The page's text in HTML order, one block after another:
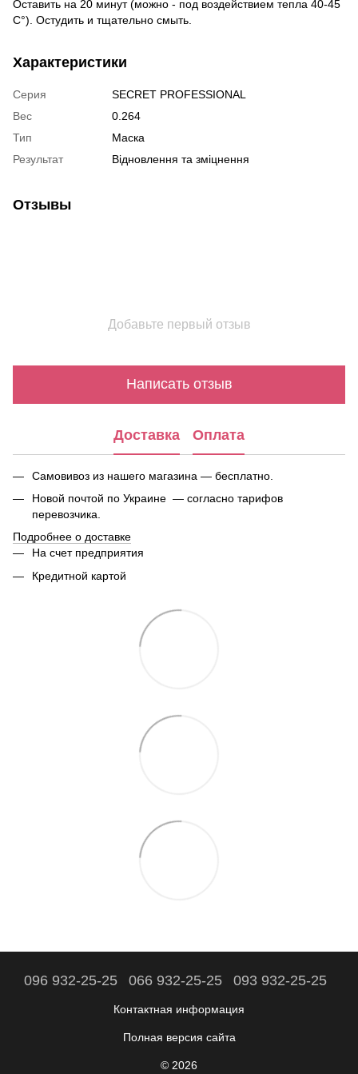
Оставить на 20 минут (можно - под воздействием тепла 40-45
С°). Остудить и тщательно смыть.
Характеристики
Серия
SECRET PROFESSIONAL
Вес
0.264
Тип
Маска
Результат
Відновлення та зміцнення
Отзывы
Добавьте первый отзыв
Написать отзыв
Доставка Оплата
Самовивоз из нашего магазина — бесплатно.
Новой почтой по Украине — согласно тарифов
перевозчика.
Подробнее о доставке
На счет предприятия
Кредитной картой
096 932-25-25 066 932-25-25 093 932-25-25
Контактная информация
Полная версия сайта
© 2026